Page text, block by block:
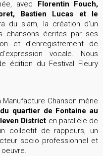
avec
Florentin Fouch,
Bastien Lucas et le
du slam, la création d’un
chansons écrites par ses
et d’enregistrement de
vocale. Nous
édition du Festival Fleury
Chanson mène
quartier de Fontaine au
District en parallèle de
collectif de rappeurs, un
socio professionnel et